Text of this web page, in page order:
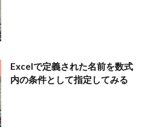
Excelで定義された名前を数式
内の条件として指定してみる